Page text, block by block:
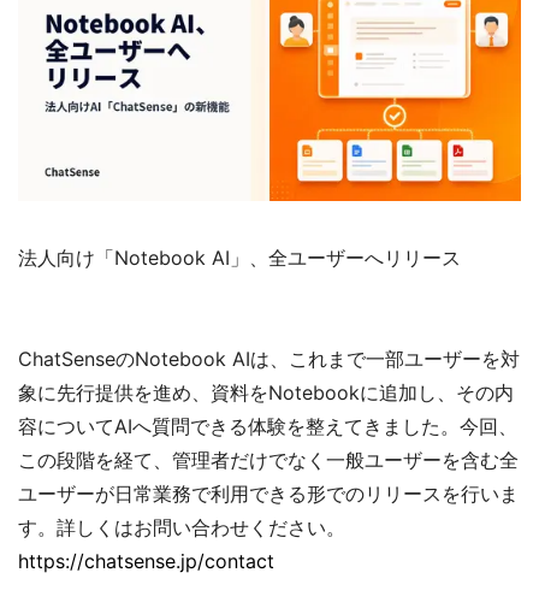
法人向け「Notebook AI」、全ユーザーへリリース
ChatSenseのNotebook AIは、これまで一部ユーザーを対
象に先行提供を進め、資料をNotebookに追加し、その内
容についてAIへ質問できる体験を整えてきました。今回、
この段階を経て、管理者だけでなく一般ユーザーを含む全
ユーザーが日常業務で利用できる形でのリリースを行いま
す。詳しくはお問い合わせください。
https://chatsense.jp/contact